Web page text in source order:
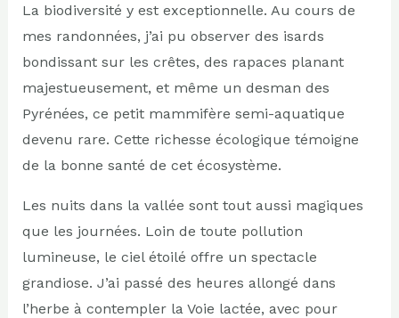
La biodiversité y est exceptionnelle. Au cours de
mes randonnées, j’ai pu observer des isards
bondissant sur les crêtes, des rapaces planant
majestueusement, et même un desman des
Pyrénées, ce petit mammifère semi-aquatique
devenu rare. Cette richesse écologique témoigne
de la bonne santé de cet écosystème.
Les nuits dans la vallée sont tout aussi magiques
que les journées. Loin de toute pollution
lumineuse, le ciel étoilé offre un spectacle
grandiose. J’ai passé des heures allongé dans
l’herbe à contempler la Voie lactée, avec pour